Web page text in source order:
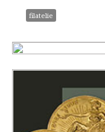
filatelie